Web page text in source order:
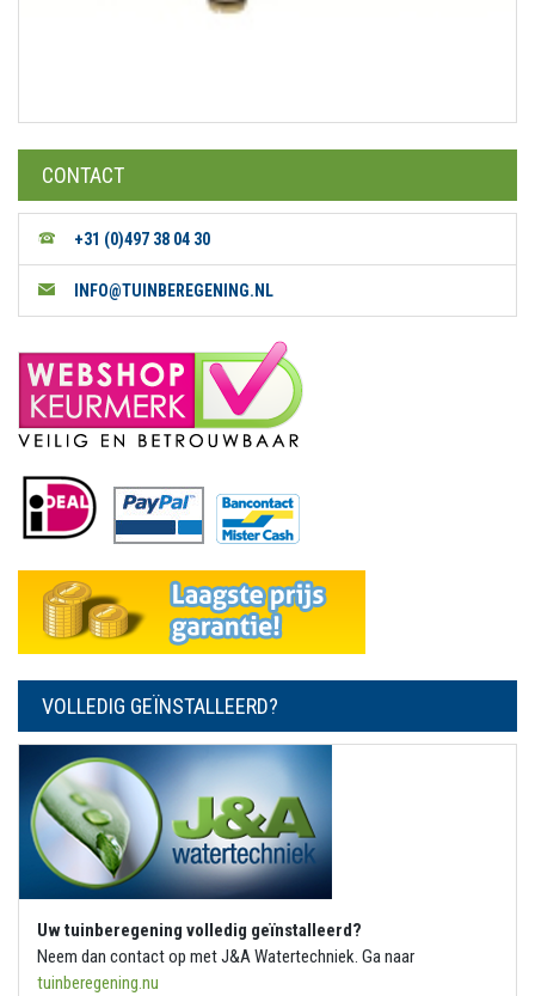
CONTACT
+31 (0)497 38 04 30
INFO@TUINBEREGENING.NL
VOLLEDIG GEÏNSTALLEERD?
Uw tuinberegening volledig geïnstalleerd?
Neem dan contact op met J&A Watertechniek. Ga naar
tuinberegening.nu